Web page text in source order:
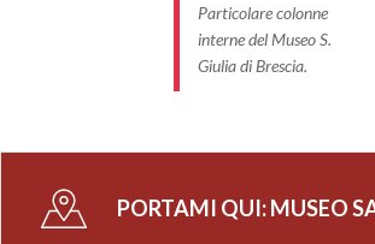
Particolare colonne
interne del Museo S.
Giulia di Brescia.
PORTAMI QUI:MUSEO